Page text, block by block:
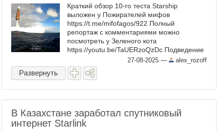
Краткий обзор 10-го теста Starship
выложен у Пожирателей мифов
https://t.me/mifofagos/922 Полный
репортаж с комментариями можно
посмотреть у Зеленого кота
https://youtu.be/TaUERzoQzDc Подведение
итогов тут https://naked-
science.ru/article/cosmonautics/spacex-
posle-chetyreh-vzr ...
27-08-2025 — alex_rozoff
Развернуть
В Казахстане заработал спутниковый
интернет Starlink